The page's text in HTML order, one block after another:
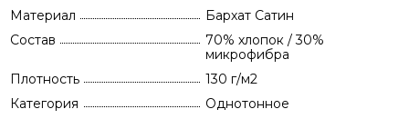
Материал
Бархат Сатин
Состав
70% хлопок / 30%
микрофибра
Плотность
130 г/м2
Категория
Однотонное